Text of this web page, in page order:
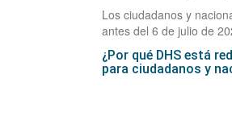
Los ciudadanos y
antes del 6 de julio de
¿Por qué DHS está
para ciudadanos y